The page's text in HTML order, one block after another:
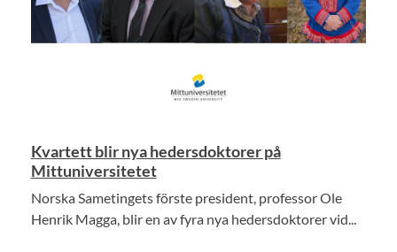
Kvartett blir nya hedersdoktorer på
Mittuniversitetet
Norska Sametingets förste president, professor Ole
Henrik Magga, blir en av fyra nya hedersdoktorer vid...